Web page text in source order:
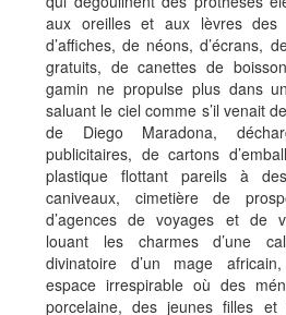
aux oreilles et aux lèvres
d’affiches, de néons, d’écrans,
gratuits, de canettes de
gamin ne propulse plus dans
saluant le ciel comme s’il venait
de Diego Maradona,
publicitaires, de cartons
plastique flottant pareils à
caniveaux, cimetière de
d’agences de voyages et de
louant les charmes d’une
divinatoire d’un mage
espace irrespirable où des
porcelaine, des jeunes filles